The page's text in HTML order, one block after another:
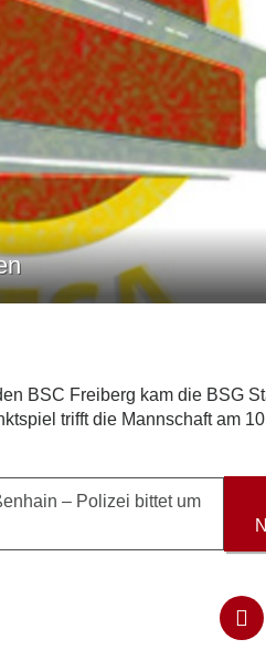
BSC Freiberg kam die BSG
trifft die Mannschaft am
– Polizei bittet um